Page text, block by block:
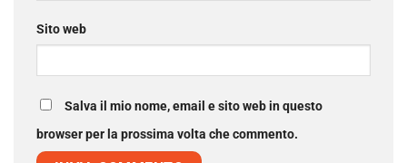
Sito web
Salva il mio nome, email e sito web in questo
browser per la prossima volta che commento.